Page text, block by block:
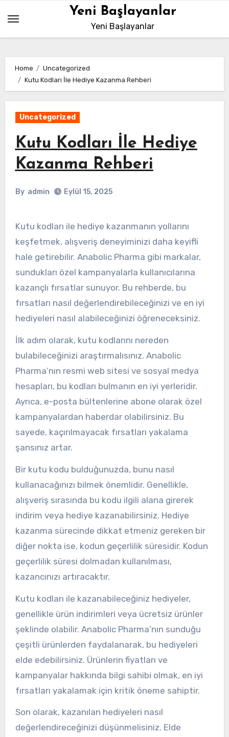
content
Yeni Başlayanlar
Yeni Başlayanlar
Home
Uncategorized
Kutu Kodları İle Hediye Kazanma Rehberi
Uncategorized
Kutu Kodları İle Hediye
Kazanma Rehberi
By admin Eylül 15, 2025
Kutu kodları ile hediye kazanmanın yollarını
keşfetmek, alışveriş deneyiminizi daha keyifli
hale getirebilir. Anabolic Pharma gibi markalar,
sundukları özel kampanyalarla kullanıcılarına
kazançlı fırsatlar sunuyor. Bu rehberde, bu
fırsatları nasıl değerlendirebileceğinizi ve en iyi
hediyeleri nasıl alabileceğinizi öğreneceksiniz.
İlk adım olarak, kutu kodlarını nereden
bulabileceğinizi araştırmalısınız. Anabolic
Pharma’nın resmi web sitesi ve sosyal medya
hesapları, bu kodları bulmanın en iyi yerleridir.
Ayrıca, e-posta bültenlerine abone olarak özel
kampanyalardan haberdar olabilirsiniz. Bu
sayede, kaçırılmayacak fırsatları yakalama
şansınız artar.
Bir kutu kodu bulduğunuzda, bunu nasıl
kullanacağınızı bilmek önemlidir. Genellikle,
alışveriş sırasında bu kodu ilgili alana girerek
indirim veya hediye kazanabilirsiniz. Hediye
kazanma sürecinde dikkat etmeniz gereken bir
diğer nokta ise, kodun geçerlilik süresidir. Kodun
geçerlilik süresi dolmadan kullanılması,
kazancınızı artıracaktır.
Kutu kodları ile kazanabileceğiniz hediyeler,
genellikle ürün indirimleri veya ücretsiz ürünler
şeklinde olabilir. Anabolic Pharma’nın sunduğu
çeşitli ürünlerden faydalanarak, bu hediyeleri
elde edebilirsiniz. Ürünlerin fiyatları ve
kampanyalar hakkında bilgi sahibi olmak, en iyi
fırsatları yakalamak için kritik öneme sahiptir.
Son olarak, kazanılan hediyeleri nasıl
değerlendireceğinizi düşünmelisiniz. Elde